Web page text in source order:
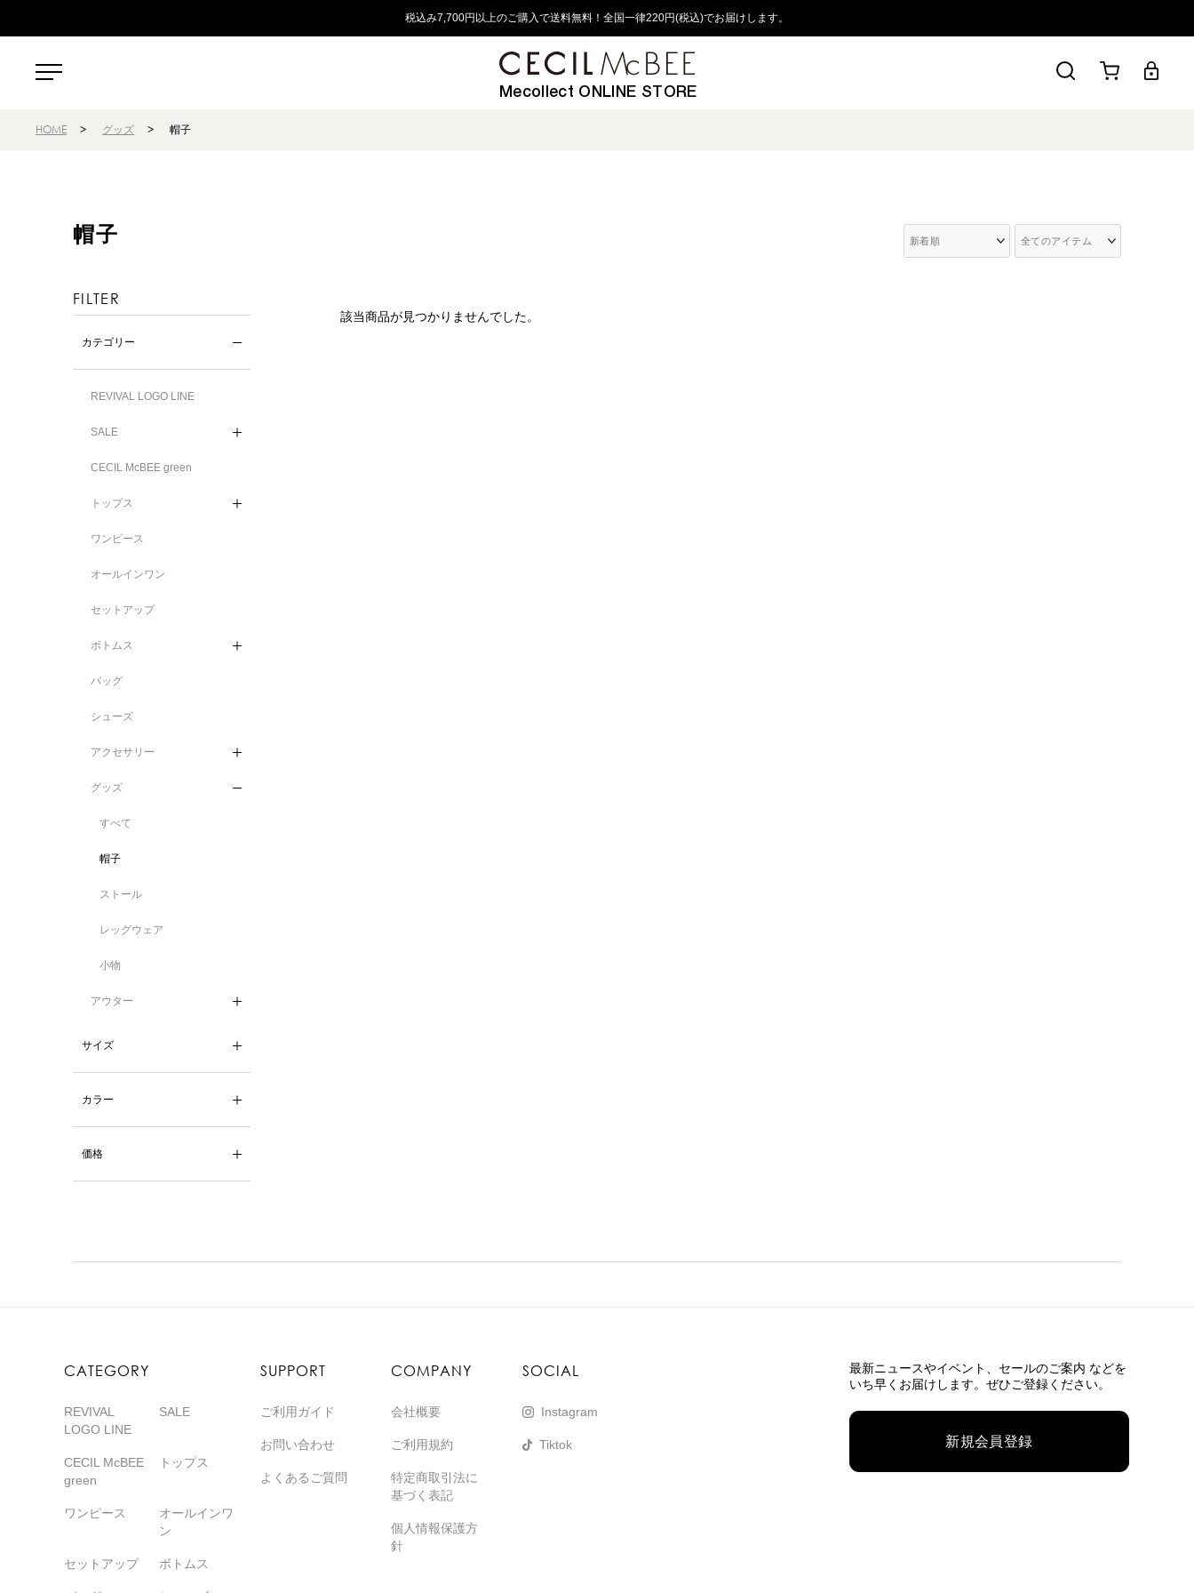
税込み7,700円以上のご購入で送料無料！全国一律220円(税込)でお届けします。
Mecollect ONLINE STORE
HOME > グッズ > 帽子
帽子
FILTER
カテゴリー
REVIVAL LOGO LINE
SALE
CECIL McBEE green
トップス
ワンピース
オールインワン
セットアップ
ボトムス
バッグ
シューズ
アクセサリー
グッズ
すべて
帽子
ストール
レッグウェア
小物
アウター
サイズ
カラー
価格
該当商品が見つかりませんでした。
CATEGORY
REVIVAL
LOGO LINE
SALE
CECIL McBEE
green
トップス
ワンピース
オールインワ
ン
セットアップ ボトムス
SUPPORT
ご利用ガイド
お問い合わせ
よくあるご質問
COMPANY
会社概要
ご利用規約
特定商取引法に
基づく表記
個人情報保護方
針
SOCIAL
Instagram
Tiktok
最新ニュースやイベント、 セールのご案内 などを
いち早くお届けします。ぜひご登録ください。
新規会員登録